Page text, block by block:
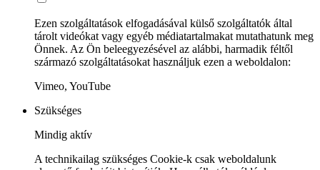
Ezen szolgáltatások elfogadásával külső szolgáltatók által
tárolt videókat vagy egyéb médiatartalmakat mutathatunk meg
Önnek. Az Ön beleegyezésével az alábbi, harmadik féltől
származó szolgáltatásokat használjuk ezen a weboldalon:
Vimeo, YouTube
Szükséges
Mindig aktív
A technikailag szükséges Cookie-k csak weboldalunk